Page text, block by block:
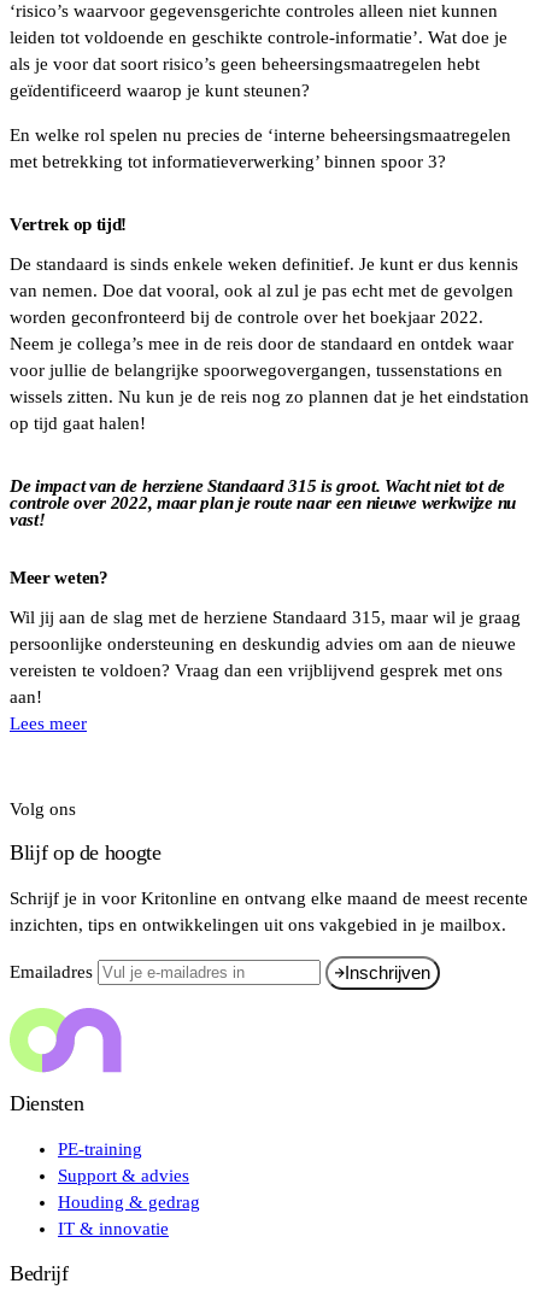
‘risico’s waarvoor gegevensgerichte controles alleen niet kunnen
leiden tot voldoende en geschikte controle-informatie’. Wat doe je
als je voor dat soort risico’s geen beheersingsmaatregelen hebt
geïdentificeerd waarop je kunt steunen?
En welke rol spelen nu precies de ‘interne beheersingsmaatregelen
met betrekking tot informatieverwerking’ binnen spoor 3?
Vertrek op tijd!
De standaard is sinds enkele weken definitief. Je kunt er dus kennis
van nemen. Doe dat vooral, ook al zul je pas echt met de gevolgen
worden geconfronteerd bij de controle over het boekjaar 2022.
Neem je collega’s mee in de reis door de standaard en ontdek waar
voor jullie de belangrijke spoorwegovergangen, tussenstations en
wissels zitten. Nu kun je de reis nog zo plannen dat je het eindstation
op tijd gaat halen!
De impact van de herziene Standaard 315 is groot. Wacht niet tot de
controle over 2022, maar plan je route naar een nieuwe werkwijze nu
vast!
Meer weten?
Wil jij aan de slag met de herziene Standaard 315, maar wil je graag
persoonlijke ondersteuning en deskundig advies om aan de nieuwe
vereisten te voldoen? Vraag dan een vrijblijvend gesprek met ons
aan!
Lees meer
Volg ons
Blijf op de hoogte
Schrijf je in voor Kritonline en ontvang elke maand de meest recente
inzichten, tips en ontwikkelingen uit ons vakgebied in je mailbox.
Emailadres Inschrijven
Diensten
PE-training
Support & advies
Houding & gedrag
IT & innovatie
Bedrijf